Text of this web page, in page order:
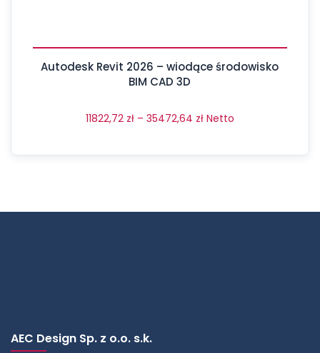
Autodesk Revit 2026 – wiodące środowisko
BIM CAD 3D
11822,72 zł – 35472,64 zł Netto
AEC Design Sp. z o.o. s.k.